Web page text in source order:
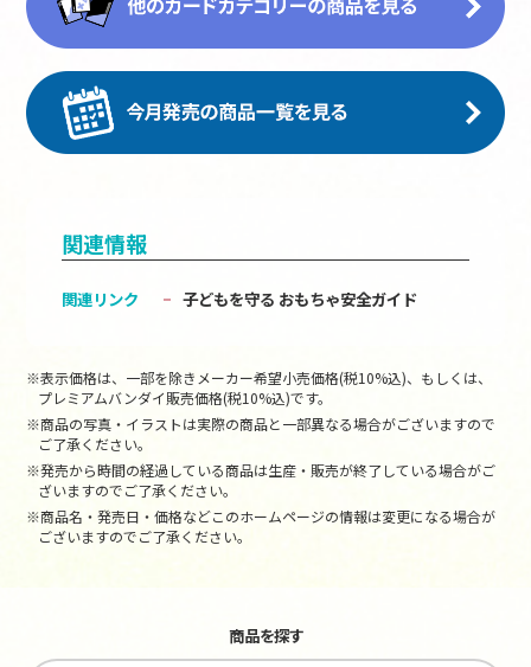
関連情報
関連リンク 子どもを守る おもちゃ安全ガイド
※表示価格は、一部を除きメーカー希望小売価格(税10%込)、もしくは、
プレミアムバンダイ販売価格(税10%込)です。
※商品の写真・イラストは実際の商品と一部異なる場合がございますので
ご了承ください。
※発売から時間の経過している商品は生産・販売が終了している場合がご
ざいますのでご了承ください。
※商品名・発売日・価格などこのホームページの情報は変更になる場合が
ございますのでご了承ください。
商品を探す